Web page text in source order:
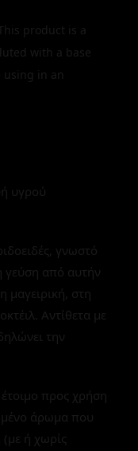
product is a
with a base
using in an
υγρού
γνωστό
γεύση από αυτήν
μαγειρική, στη
Αντίθετα με
την
προς χρήση
άρωμα που
(με ή χωρίς